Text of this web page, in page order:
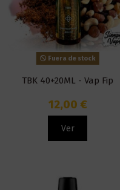
Fuera de stock
TBK 40+20ML - Vap Fip
12,00 €
Ver